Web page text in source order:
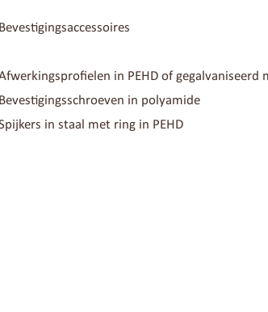
Bevestigingsaccessoires
in PEHD of gegalvaniseerd
Bevestigingsschroeven in polyamide
in staal met ring in PEHD